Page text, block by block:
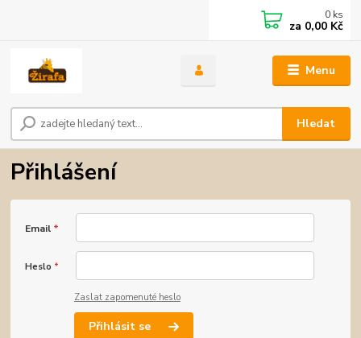
Menu
Hledat
0 ks
za 0,00 Kč
Přihlášení
Email *
Heslo *
Zaslat zapomenuté heslo
Přihlásit se